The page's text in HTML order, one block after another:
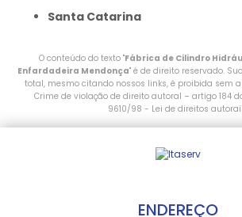
Santa Catarina
O conteúdo do texto "Fábrica de Cilindro
Enfardadeira Mendonça" é de direito reservado.
total, mesmo citando nossos links, é proibida sem
Crime de violação de direito autoral – artigo 184
9610/98 - Lei de direitos
ENDEREÇO